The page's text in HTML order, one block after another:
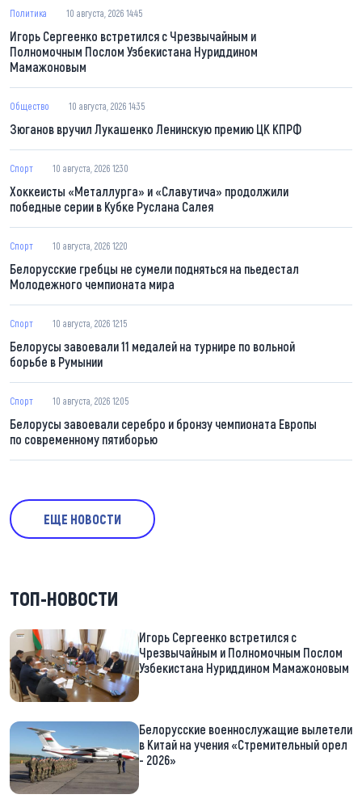
Политика 10 августа, 2026 14:45
Игорь Сергеенко встретился с Чрезвычайным и
Полномочным Послом Узбекистана Нуриддином
Мамажоновым
Общество 10 августа, 2026 14:35
Зюганов вручил Лукашенко Ленинскую премию ЦК КПРФ
Спорт 10 августа, 2026 12:30
Хоккеисты «Металлурга» и «Славутича» продолжили
победные серии в Кубке Руслана Салея
Спорт 10 августа, 2026 12:20
Белорусские гребцы не сумели подняться на пьедестал
Молодежного чемпионата мира
Спорт 10 августа, 2026 12:15
Белорусы завоевали 11 медалей на турнире по вольной
борьбе в Румынии
Спорт 10 августа, 2026 12:05
Белорусы завоевали серебро и бронзу чемпионата Европы
по современному пятиборью
ЕЩЕ НОВОСТИ
ТОП-НОВОСТИ
Игорь Сергеенко встретился с
Чрезвычайным и Полномочным Послом
Узбекистана Нуриддином Мамажоновым
Белорусские военнослужащие вылетели
в Китай на учения «Стремительный орел
- 2026»